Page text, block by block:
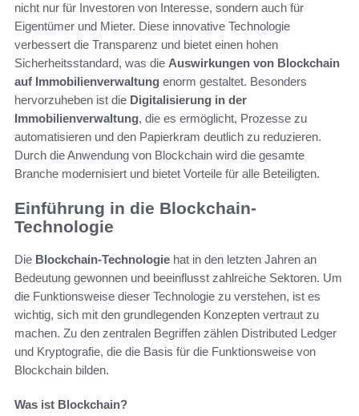
nicht nur für Investoren von Interesse, sondern auch für
Eigentümer und Mieter. Diese innovative Technologie
verbessert die Transparenz und bietet einen hohen
Sicherheitsstandard, was die Auswirkungen von Blockchain
auf Immobilienverwaltung enorm gestaltet. Besonders
hervorzuheben ist die Digitalisierung in der
Immobilienverwaltung, die es ermöglicht, Prozesse zu
automatisieren und den Papierkram deutlich zu reduzieren.
Durch die Anwendung von Blockchain wird die gesamte
Branche modernisiert und bietet Vorteile für alle Beteiligten.
Einführung in die Blockchain-
Technologie
Die Blockchain-Technologie hat in den letzten Jahren an
Bedeutung gewonnen und beeinflusst zahlreiche Sektoren. Um
die Funktionsweise dieser Technologie zu verstehen, ist es
wichtig, sich mit den grundlegenden Konzepten vertraut zu
machen. Zu den zentralen Begriffen zählen Distributed Ledger
und Kryptografie, die die Basis für die Funktionsweise von
Blockchain bilden.
Was ist Blockchain?